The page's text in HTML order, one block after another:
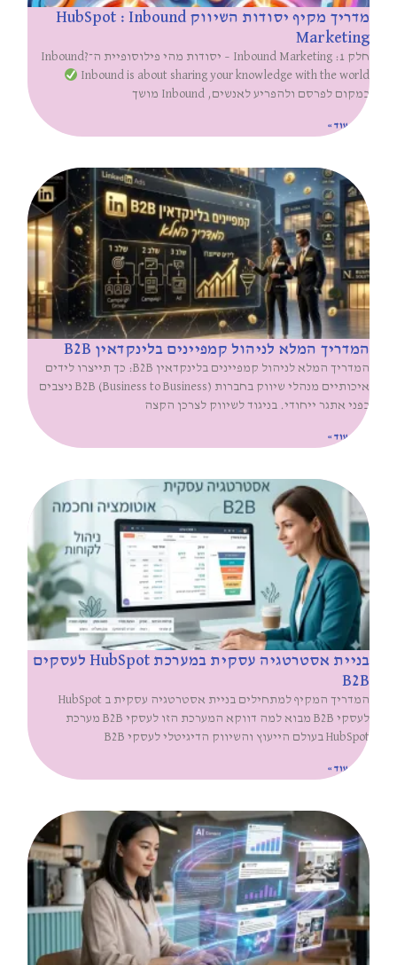
מדריך מקיף יסודות השיווק HubSpot : Inbound
Marketing
חלק 1: Inbound Marketing – יסודות מהי פילוסופיית ה־Inbound?
Inbound is about sharing your knowledge with the world
במקום לפרסם ולהפריע לאנשים, Inbound מושך
קרא עוד »
המדריך המלא לניהול קמפיינים בלינקדאין B2B
המדריך המלא לניהול קמפיינים בלינקדאין B2B: כך תייצרו לידים
איכותיים מנהלי שיווק בחברות B2B (Business to Business) ניצבים
בפני אתגר ייחודי. בניגוד לשיווק לצרכן הקצה
קרא עוד »
בניית אסטרטגיה עסקית במערכת HubSpot לעסקים
B2B
המדריך המקיף למתחילים בניית אסטרטגיה עסקית ב HubSpot
לעסקי B2B מבוא למה דווקא המערכת הזו לעסקי B2B מערכת
HubSpot בעולם הייעוץ והשיווק הדיגיטלי לעסקי B2B
קרא עוד »